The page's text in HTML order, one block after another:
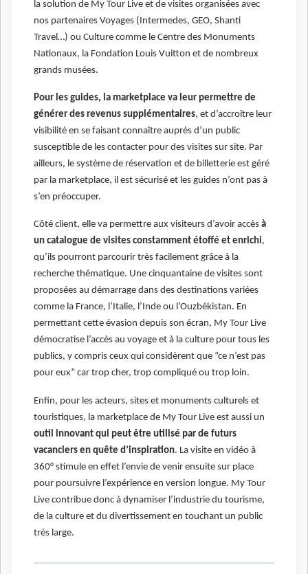
la solution de My Tour Live et de visites organisées avec
nos partenaires Voyages (Intermedes, GEO, Shanti
Travel…) ou Culture comme le Centre des Monuments
Nationaux, la Fondation Louis Vuitton et de nombreux
grands musées.
Pour les guides, la marketplace va leur permettre de
générer des revenus supplémentaires, et d’accroître leur
visibilité en se faisant connaître auprès d’un public
susceptible de les contacter pour des visites sur site. Par
ailleurs, le système de réservation et de billetterie est géré
par la marketplace, il est sécurisé et les guides n’ont pas à
s’en préoccuper.
Côté client, elle va permettre aux visiteurs d’avoir accès à
un catalogue de visites constamment étoffé et enrichi,
qu’ils pourront parcourir très facilement grâce à la
recherche thématique. Une cinquantaine de visites sont
proposées au démarrage dans des destinations variées
comme la France, l’Italie, l’Inde ou l’Ouzbékistan. En
permettant cette évasion depuis son écran, My Tour Live
démocratise l’accès au voyage et à la culture pour tous les
publics, y compris ceux qui considèrent que “ce n’est pas
pour eux” car trop cher, trop compliqué ou trop loin.
Enfin, pour les acteurs, sites et monuments culturels et
touristiques, la marketplace de My Tour Live est aussi un
outil innovant qui peut être utilisé par de futurs
vacanciers en quête d’inspiration. La visite en vidéo à
360° stimule en effet l’envie de venir ensuite sur place
pour poursuivre l’expérience en version longue. My Tour
Live contribue donc à dynamiser l’industrie du tourisme,
de la culture et du divertissement en touchant un public
très large.